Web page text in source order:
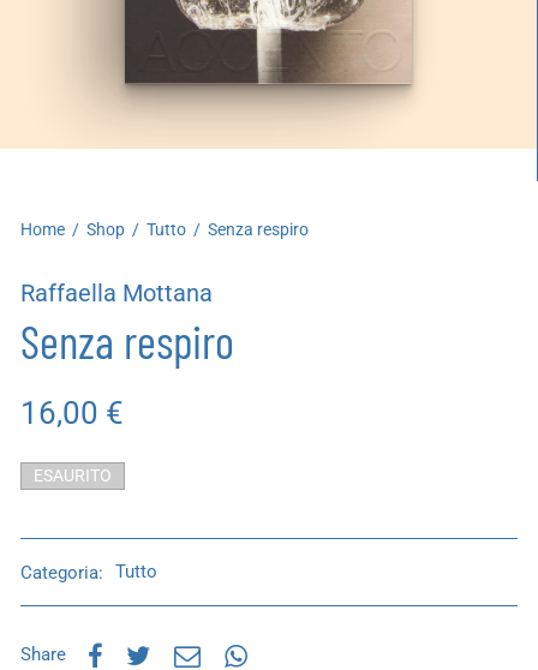
Home / Shop / Tutto / Senza respiro
Raffaella Mottana
Senza respiro
16,00 €
ESAURITO
Categoria: Tutto
Share